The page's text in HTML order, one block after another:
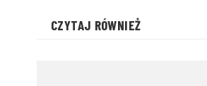
CZYTAJ RÓWNIEŻ